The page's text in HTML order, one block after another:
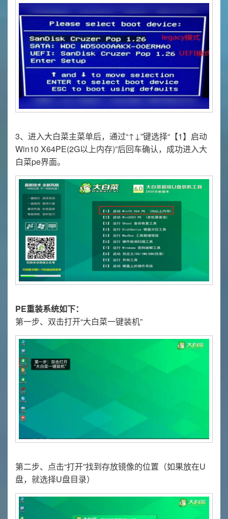
3、进入大白菜主菜单后，通过“↑↓”键选择“【1】启动
Win10 X64PE(2G以上内存)”后回车确认，成功进入大
白菜pe界面。
PE重装系统如下：
第一步、双击打开“大白菜一键装机”
第二步、点击“打开”找到存放镜像的位置（如果放在U
盘，就选择U盘目录）